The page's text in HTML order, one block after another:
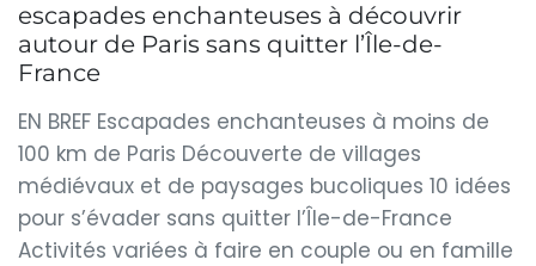
escapades enchanteuses à découvrir
autour de Paris sans quitter l’Île-de-
France
EN BREF Escapades enchanteuses à moins de
100 km de Paris Découverte de villages
médiévaux et de paysages bucoliques 10 idées
pour s’évader sans quitter l’Île-de-France
Activités variées à faire en couple ou en famille